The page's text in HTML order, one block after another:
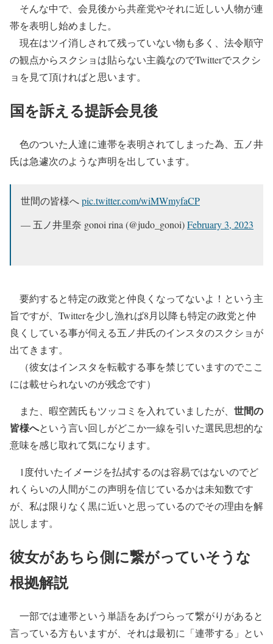
そんな中で、会見後から共産党やそれに近しい人物が連
帯を表明し始めました。
現在はツイ消しされて残っていない物も多く、法令順守
の観点からスクショは貼らない主義なのでTwitterでスクシ
ョを見て頂ければと思います。
国を訴える提訴会見後
色のついた人達に連帯を表明されてしまった為、五ノ井
氏は急遽次のような声明を出しています。
世間の皆様へpic.twitter.com/wiMWmyfaCP
— 五ノ井里奈 gonoi rina (@judo_gonoi)February 3, 2023
要約すると特定の政党と仲良くなってないよ！という主
旨ですが、Twitterを少し漁れば8月以降も特定の政党と仲
良くしている事が伺える五ノ井氏のインスタのスクショが
出てきます。
（彼女はインスタを転載する事を禁じていますのでここ
には載せられないのが残念です）
また、暇空茜氏もツッコミを入れていましたが、 世間の
皆様へという言い回しがどこか一線を引いた選民思想的な
意味を感じ取れて気になります。
1度付いたイメージを払拭するのは容易ではないのでど
れくらいの人間がこの声明を信じているかは未知数です
が、私は限りなく黒に近いと思っているのでその理由を解
説します。
彼女があちら側に繋がっていそうな
根拠解説
一部では連帯という単語をあげつらって繋がりがあると
言っている方もいますが、それは最初に「連帯する」とい